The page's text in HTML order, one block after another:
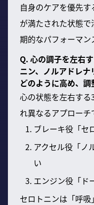
自身のケアを優先
が満たされた状態
期的なパフォーマン
Q. 心の調子を左右
ニン、ノルアドレ
どのように高め、調
心の状態を左右す
れ異なるアプローチ
ブレーキ役「セ
アクセル役「ノ
い
エンジン役「ド
セロトニンは「呼